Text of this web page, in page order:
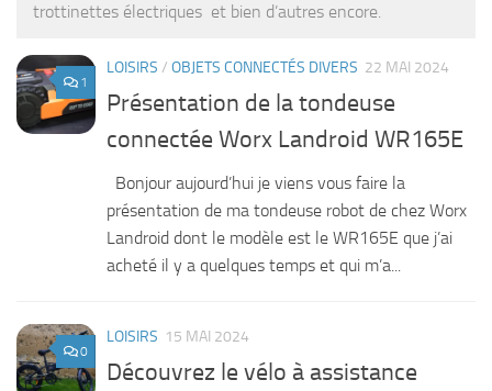
trottinettes électriques et bien d’autres encore.
1
LOISIRS / OBJETS CONNECTÉS DIVERS 22 MAI 2024
Présentation de la tondeuse
connectée Worx Landroid WR165E
Bonjour aujourd’hui je viens vous faire la
présentation de ma tondeuse robot de chez Worx
Landroid dont le modèle est le WR165E que j’ai
acheté il y a quelques temps et qui m’a...
0
LOISIRS 15 MAI 2024
Découvrez le vélo à assistance